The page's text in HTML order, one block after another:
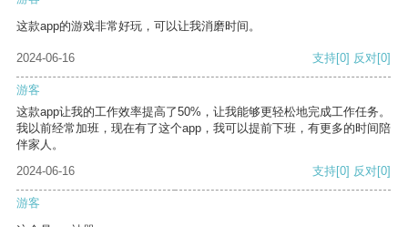
这款app的游戏非常好玩，可以让我消磨时间。
2024-06-16 支持[0] 反对[0]
游客
这款app让我的工作效率提高了50%，让我能够更轻松地完成工作任务。
我以前经常加班，现在有了这个app，我可以提前下班，有更多的时间陪
伴家人。
2024-06-16
支持[0] 反对[0]
游客